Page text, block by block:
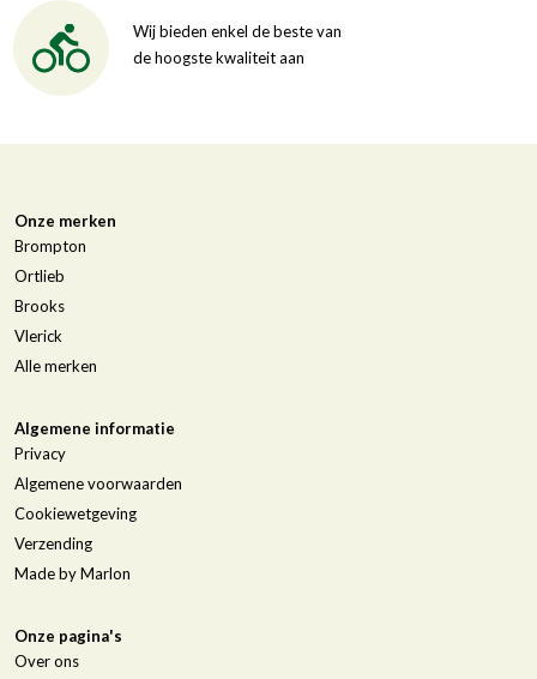
Wij bieden enkel de beste van
de hoogste kwaliteit aan
Onze merken
Brompton
Ortlieb
Brooks
Vlerick
Alle merken
Algemene informatie
Privacy
Algemene voorwaarden
Cookiewetgeving
Verzending
Made by Marlon
Onze pagina's
Over ons